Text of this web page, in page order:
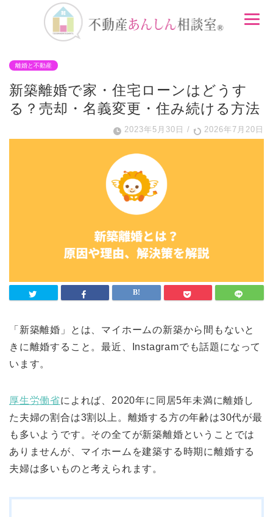
離婚と不動産
新築離婚で家・住宅ローンはどうす
る？売却・名義変更・住み続ける方法
2023年5月30日 / 2026年7月20日
「新築離婚」とは、マイホームの新築から間もないと
きに離婚すること。最近、Instagramでも話題になって
います。
厚生労働省によれば、2020年に同居5年未満に離婚し
た夫婦の割合は3割以上。離婚する方の年齢は30代が最
も多いようです。その全てが新築離婚ということでは
ありませんが、マイホームを建築する時期に離婚する
夫婦は多いものと考えられます。